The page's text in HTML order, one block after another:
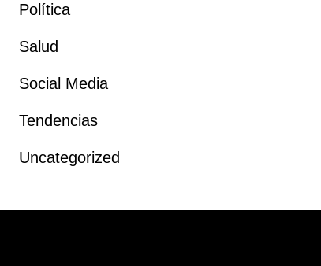
Política
Salud
Social Media
Tendencias
Uncategorized